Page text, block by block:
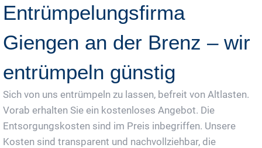
Entrümpelungsfirma
Giengen an der Brenz – wir
entrümpeln günstig
Sich von uns entrümpeln zu lassen, befreit von Altlasten.
Vorab erhalten Sie ein kostenloses Angebot. Die
Entsorgungskosten sind im Preis inbegriffen. Unsere
Kosten sind transparent und nachvollziehbar, die